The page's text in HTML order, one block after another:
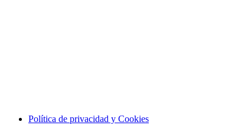
Política de privacidad y Cookies